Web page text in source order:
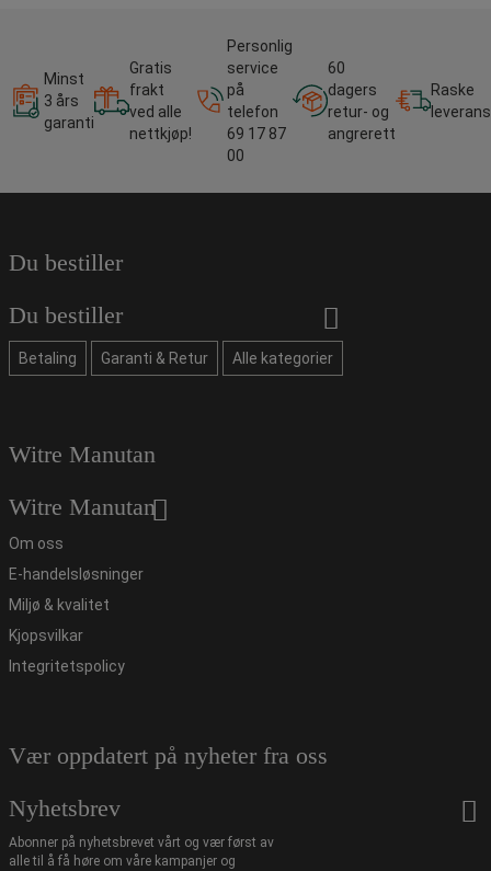
Minst
3 års
garanti
Gratis
frakt
ved alle
nettkjøp!
Personlig
service
på
telefon
69 17 87
00
60
dagers
retur- og
angrerett
Raske
Du bestiller
Du bestiller
Betaling Garanti & Retur Alle kategorier
Witre Manutan
Witre Manutan
Om oss
E-handelsløsninger
Miljø & kvalitet
Kjopsvilkar
Integritetspolicy
Vær oppdatert på nyheter fra oss
Nyhetsbrev
Abonner på nyhetsbrevet vårt og vær først av
alle til å få høre om våre kampanjer og